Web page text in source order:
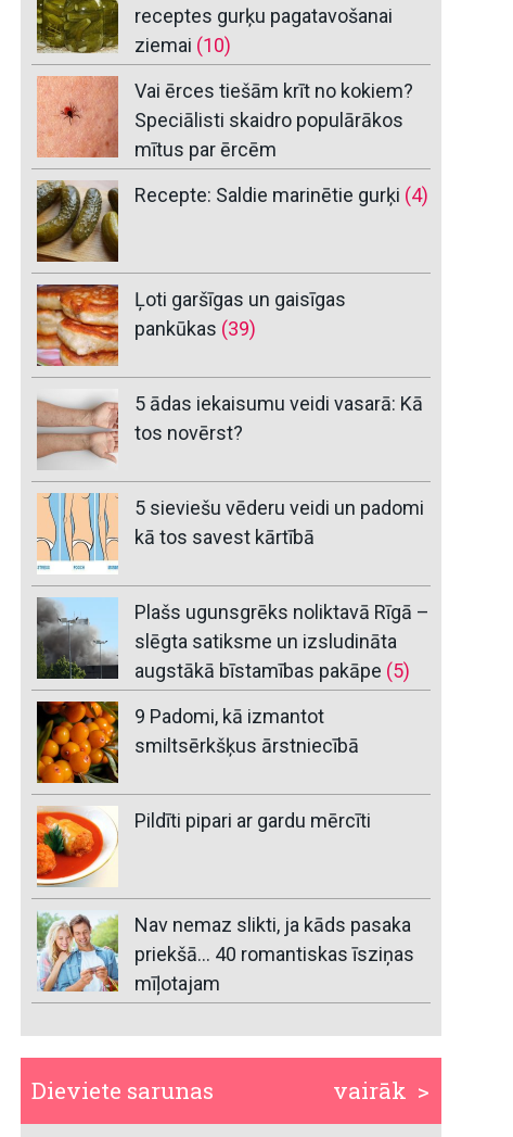
receptes gurķu pagatavošanai
ziemai (10)
Vai ērces tiešām krīt no kokiem?
Speciālisti skaidro populārākos
mītus par ērcēm
Recepte: Saldie marinētie gurķi (4)
Ļoti garšīgas un gaisīgas
pankūkas (39)
5 ādas iekaisumu veidi vasarā: Kā
tos novērst?
5 sieviešu vēderu veidi un padomi
kā tos savest kārtībā
Plašs ugunsgrēks noliktavā Rīgā –
slēgta satiksme un izsludināta
augstākā bīstamības pakāpe (5)
9 Padomi, kā izmantot
smiltsērkšķus ārstniecībā
Pildīti pipari ar gardu mērcīti
Nav nemaz slikti, ja kāds pasaka
priekšā… 40 romantiskas īsziņas
mīļotajam
vairāk >
Dieviete sarunas